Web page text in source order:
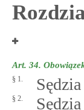
Art. 34.
§ 1.
§ 2.